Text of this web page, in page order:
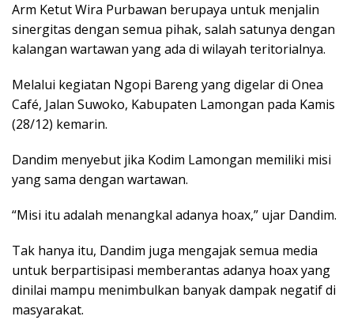
Arm Ketut Wira Purbawan berupaya untuk menjalin
sinergitas dengan semua pihak, salah satunya dengan
kalangan wartawan yang ada di wilayah teritorialnya.
Melalui kegiatan Ngopi Bareng yang digelar di Onea
Café, Jalan Suwoko, Kabupaten Lamongan pada Kamis
(28/12) kemarin.
Dandim menyebut jika Kodim Lamongan memiliki misi
yang sama dengan wartawan.
“Misi itu adalah menangkal adanya hoax,” ujar Dandim.
Tak hanya itu, Dandim juga mengajak semua media
untuk berpartisipasi memberantas adanya hoax yang
dinilai mampu menimbulkan banyak dampak negatif di
masyarakat.